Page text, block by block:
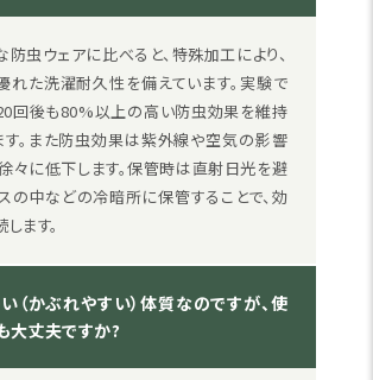
防虫ウェアに比べると、特殊加工により、
れた洗濯耐久性を備えています。実験で
回後も80%以上の高い防虫効果を維持
す。また防虫効果は紫外線や空気の影響
徐々に低下します。保管時は直射日光を避
スの中などの冷暗所に保管することで、効
ます。
（かぶれやすい）体質なのですが、使
大丈夫ですか?